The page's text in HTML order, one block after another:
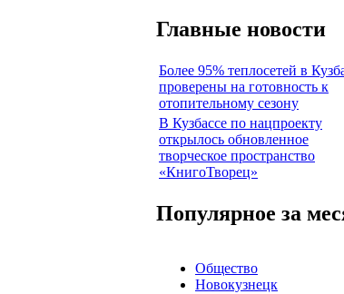
Главные новости
Более 95% теплосетей в
проверены на готовность к
отопительному сезону
В Кузбассе по нацпроекту
открылось обновленное
творческое пространство
«КнигоТворец»
Популярное за
Общество
Новокузнецк